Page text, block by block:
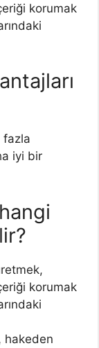
korumak
fazla
iyi bir
korumak
hakeden